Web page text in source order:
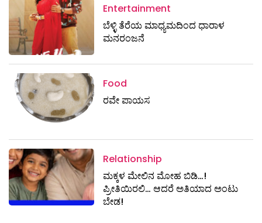
Entertainment
ಬೆಳ್ಳಿ ತೆರೆಯ ಮಾಧ್ಯಮದಿಂದ ಧಾರಾಳ
ಮನರಂಜನೆ
Food
ರವೇ ಪಾಯಸ
Relationship
ಮಕ್ಕಳ ಮೇಲಿನ ಮೋಹ ಬಿಡಿ…!
ಪ್ರೀತಿಯಿರಲಿ… ಆದರೆ ಅತಿಯಾದ ಅಂಟು
ಬೇಡ!